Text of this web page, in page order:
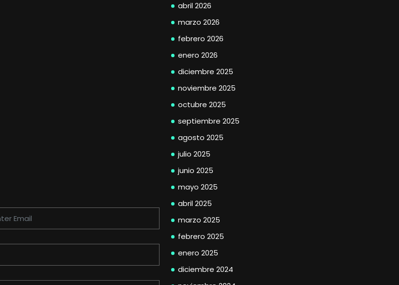
abril 2026
marzo 2026
febrero 2026
enero 2026
diciembre 2025
noviembre 2025
octubre 2025
septiembre 2025
agosto 2025
julio 2025
junio 2025
mayo 2025
abril 2025
marzo 2025
febrero 2025
enero 2025
diciembre 2024